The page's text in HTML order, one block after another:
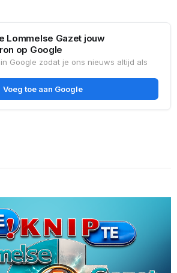
Lommelse Gazet jouw
op Google
Google zodat je ons nieuws altijd als
Voeg toe aan Google